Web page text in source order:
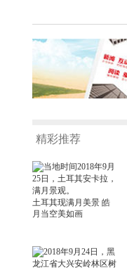
精彩推荐
土耳其现满月美景 皓
月当空美如画